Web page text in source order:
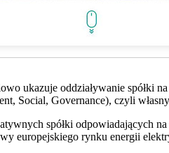
ukazuje oddziaływanie spółki
Social, Governance), czyli
spółki odpowiadających
europejskiego rynku energii